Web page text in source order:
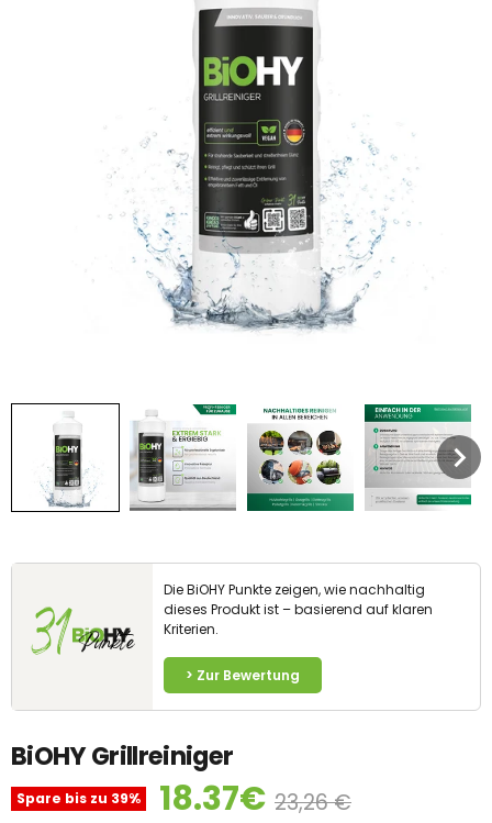
31Punkte
Die BiOHY Punkte zeigen, wie nachhaltig
dieses Produkt ist – basierend auf klaren
Kriterien.
> Zur Bewertung
BiOHY Grillreiniger
Spare bis zu 39% 18.37€ 23,26 €